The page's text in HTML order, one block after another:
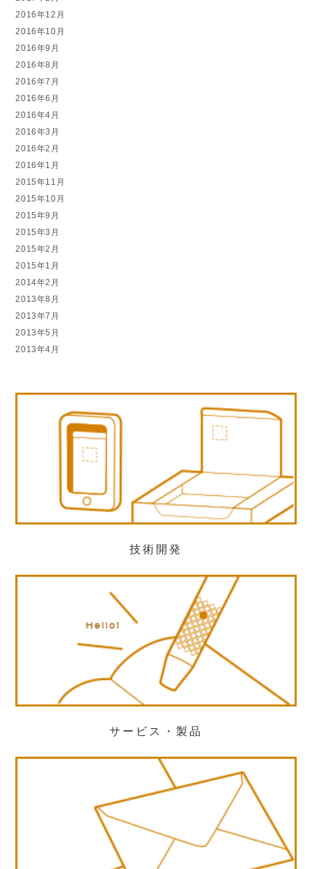
2016年12月
2016年10月
2016年9月
2016年8月
2016年7月
2016年6月
2016年4月
2016年3月
2016年2月
2016年1月
2015年11月
2015年10月
2015年9月
2015年3月
2015年2月
2015年1月
2014年2月
2013年8月
2013年7月
2013年5月
2013年4月
技術開発
サービス・製品